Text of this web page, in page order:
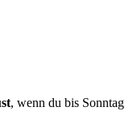
, wenn du bis Sonntag